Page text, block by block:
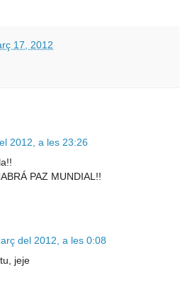
17, 2012
2012, a les 23:26
PAZ MUNDIAL!!
del 2012, a les 0:08
jeje